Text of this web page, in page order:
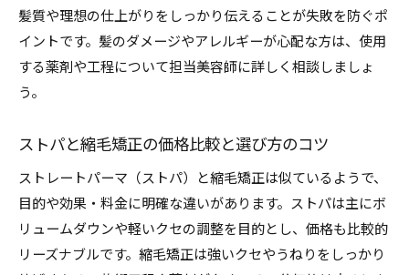
髪質や理想の仕上がりをしっかり伝えることが失敗を防ぐポ
イントです。髪のダメージやアレルギーが心配な方は、使用
する薬剤や工程について担当美容師に詳しく相談しましょ
う。
ストパと縮毛矯正の価格比較と選び方のコツ
ストレートパーマ（ストパ）と縮毛矯正は似ているようで、
目的や効果・料金に明確な違いがあります。ストパは主にボ
リュームダウンや軽いクセの調整を目的とし、価格も比較的
リーズナブルです。縮毛矯正は強いクセやうねりをしっかり